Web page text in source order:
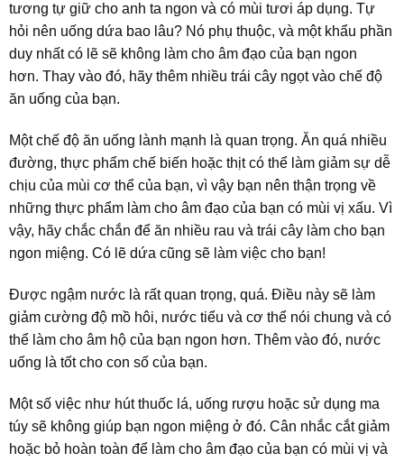
tương tự giữ cho anh ta ngon và có mùi tươi áp dụng. Tự
hỏi nên uống dứa bao lâu? Nó phụ thuộc, và một khẩu phần
duy nhất có lẽ sẽ không làm cho âm đạo của bạn ngon
hơn. Thay vào đó, hãy thêm nhiều trái cây ngọt vào chế độ
ăn uống của bạn.
Một chế độ ăn uống lành mạnh là quan trọng. Ăn quá nhiều
đường, thực phẩm chế biến hoặc thịt có thể làm giảm sự dễ
chịu của mùi cơ thể của bạn, vì vậy bạn nên thận trọng về
những thực phẩm làm cho âm đạo của bạn có mùi vị xấu. Vì
vậy, hãy chắc chắn để ăn nhiều rau và trái cây làm cho bạn
ngon miệng. Có lẽ dứa cũng sẽ làm việc cho bạn!
Được ngậm nước là rất quan trọng, quá. Điều này sẽ làm
giảm cường độ mồ hôi, nước tiểu và cơ thể nói chung và có
thể làm cho âm hộ của bạn ngon hơn. Thêm vào đó, nước
uống là tốt cho con số của bạn.
Một số việc như hút thuốc lá, uống rượu hoặc sử dụng ma
túy sẽ không giúp bạn ngon miệng ở đó. Cân nhắc cắt giảm
hoặc bỏ hoàn toàn để làm cho âm đạo của bạn có mùi vị và